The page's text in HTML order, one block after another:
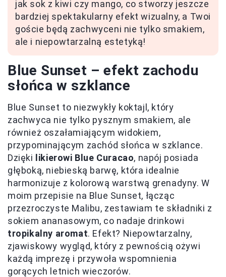
jak sok z kiwi czy mango, co stworzy jeszcze
bardziej spektakularny efekt wizualny, a Twoi
goście będą zachwyceni nie tylko smakiem,
ale i niepowtarzalną estetyką!
Blue Sunset – efekt zachodu
słońca w szklance
Blue Sunset to niezwykły koktajl, który
zachwyca nie tylko pysznym smakiem, ale
również oszałamiającym widokiem,
przypominającym zachód słońca w szklance.
Dzięki likierowi Blue Curacao, napój posiada
głęboką, niebieską barwę, która idealnie
harmonizuje z kolorową warstwą grenadyny. W
moim przepisie na Blue Sunset, łącząc
przezroczyste Malibu, zestawiam te składniki z
sokiem ananasowym, co nadaje drinkowi
tropikalny aromat. Efekt? Niepowtarzalny,
zjawiskowy wygląd, który z pewnością ożywi
każdą imprezę i przywoła wspomnienia
gorących letnich wieczorów.